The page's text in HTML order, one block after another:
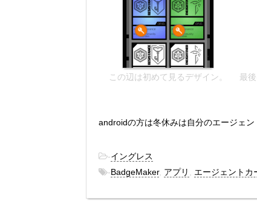
この辺は初めて見るデザイン。
最
androidの方は冬休みは自分のエージェ
-イングレス
-BadgeMaker, アプリ エージェントカ